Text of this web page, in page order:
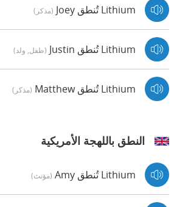
Lithium تُنطق Joey (مذكر)
Lithium تُنطق Justin (طفل, ولد)
Lithium تُنطق Matthew (مذكر)
النطق باللهجة الأمريكية
Lithium تُنطق Amy (مؤنث)